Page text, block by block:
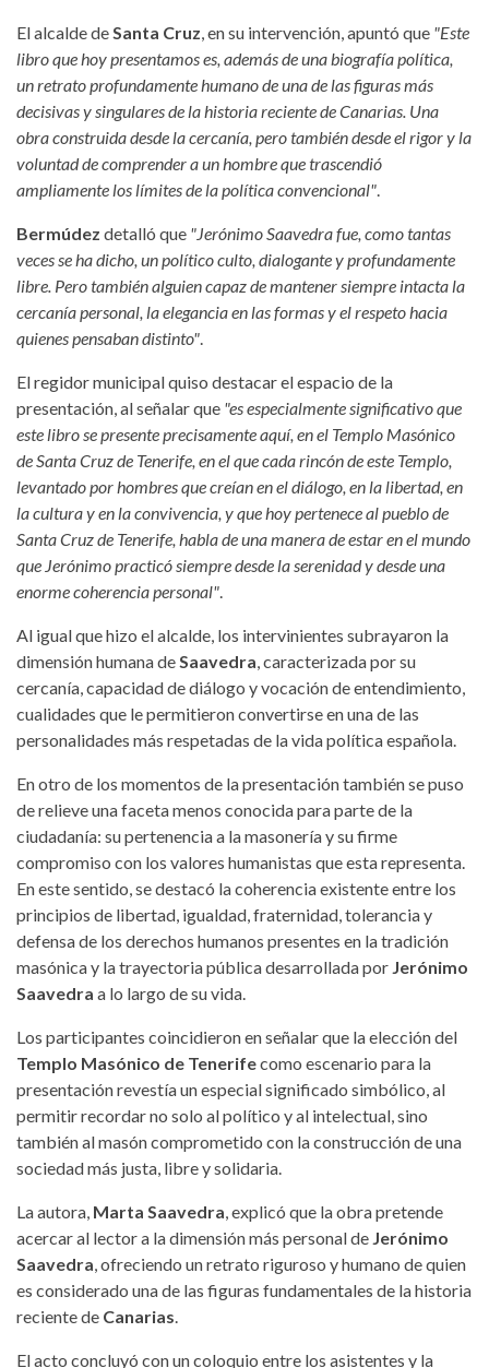
El alcalde deSanta Cruz, en su intervención, apuntó que "Este
libro que hoy presentamos es, además de una biografía política,
un retrato profundamente humano de una de las figuras más
decisivas y singulares de la historia reciente de Canarias. Una
obra construida desde la cercanía, pero también desde el rigor y la
voluntad de comprender a un hombre que trascendió
ampliamente los límites de la política convencional".
Bermúdez detalló que "Jerónimo Saavedra fue, como tantas
veces se ha dicho, un político culto, dialogante y profundamente
libre. Pero también alguien capaz de mantener siempre intacta la
cercanía personal, la elegancia en las formas y el respeto hacia
quienes pensaban distinto".
El regidor municipal quiso destacar el espacio de la
presentación, al señalar que "es especialmente significativo que
este libro se presente precisamente aquí, en el Templo Masónico
de Santa Cruz de Tenerife, en el que cada rincón de este Templo,
levantado por hombres que creían en el diálogo, en la libertad, en
la cultura y en la convivencia, y que hoy pertenece al pueblo de
Santa Cruz de Tenerife, habla de una manera de estar en el mundo
que Jerónimo practicó siempre desde la serenidad y desde una
enorme coherencia personal".
Al igual que hizo el alcalde, los intervinientes subrayaron la
dimensión humana deSaavedra, caracterizada por su
cercanía, capacidad de diálogo y vocación de entendimiento,
cualidades que le permitieron convertirse en una de las
personalidades más respetadas de la vida política española.
En otro de los momentos de la presentación también se puso
de relieve una faceta menos conocida para parte de la
ciudadanía: su pertenencia a la masonería y su firme
compromiso con los valores humanistas que esta representa.
En este sentido, se destacó la coherencia existente entre los
principios de libertad, igualdad, fraternidad, tolerancia y
defensa de los derechos humanos presentes en la tradición
masónica y la trayectoria pública desarrollada por Jerónimo
Saavedra a lo largo de su vida.
Los participantes coincidieron en señalar que la elección del
Templo Masónico de Tenerifecomo escenario para la
presentación revestía un especial significado simbólico, al
permitir recordar no solo al político y al intelectual, sino
también al masón comprometido con la construcción de una
sociedad más justa, libre y solidaria.
La autora, Marta Saavedra, explicó que la obra pretende
acercar al lector a la dimensión más personal de Jerónimo
Saavedra, ofreciendo un retrato riguroso y humano de quien
es considerado una de las figuras fundamentales de la historia
reciente de Canarias.
El acto concluyó con un coloquio entre los asistentes y la